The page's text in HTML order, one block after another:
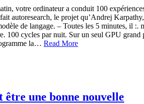
votre ordinateur a conduit 100
autoresearch, le projet qu’Andrej
de langage. – Toutes les 5 minutes, il
100 cycles par nuit. Sur un seul GPU
la… Read More
une bonne nouvelle